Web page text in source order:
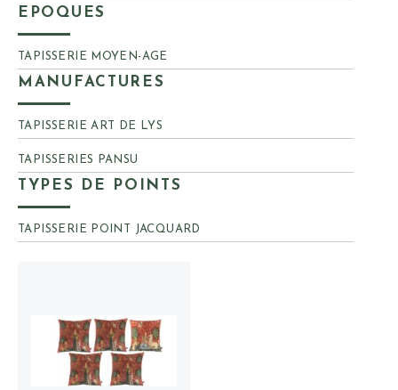
EPOQUES
EPOQUES
TAPISSERIE MOYEN-AGE
MANUFACTURES
MANUFACTURES
TAPISSERIE ART DE LYS
TAPISSERIES PANSU
TYPES DE POINTS
TYPES DE POINTS
TAPISSERIE POINT JACQUARD